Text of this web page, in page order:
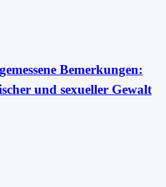
Bemerkungen:
und sexueller Gewalt